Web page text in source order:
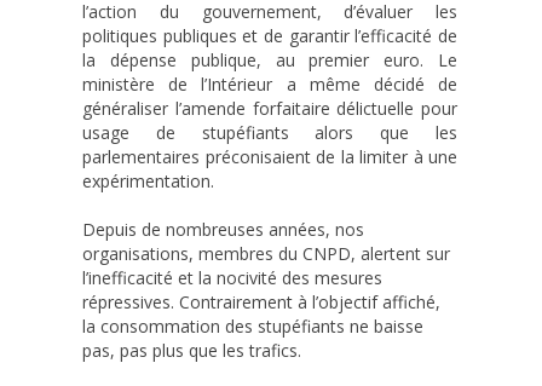
l’action du gouvernement, d’évaluer les
politiques publiques et de garantir l’efficacité de
la dépense publique, au premier euro. Le
ministère de l’Intérieur a même décidé de
généraliser l’amende forfaitaire délictuelle pour
usage de stupéfiants alors que les
parlementaires préconisaient de la limiter à une
expérimentation.
Depuis de nombreuses années, nos
organisations, membres du CNPD, alertent sur
l’inefficacité et la nocivité des mesures
répressives. Contrairement à l’objectif affiché,
la consommation des stupéfiants ne baisse
pas, pas plus que les trafics.